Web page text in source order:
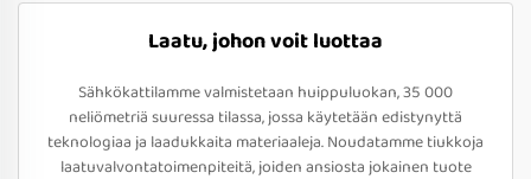
Laatu, johon voit luottaa
Sähkökattilamme valmistetaan huippuluokan, 35 000
neliömetriä suuressa tilassa, jossa käytetään edistynyttä
teknologiaa ja laadukkaita materiaaleja. Noudatamme tiukkoja
laatuvalvontatoimenpiteitä, joiden ansiosta jokainen tuote